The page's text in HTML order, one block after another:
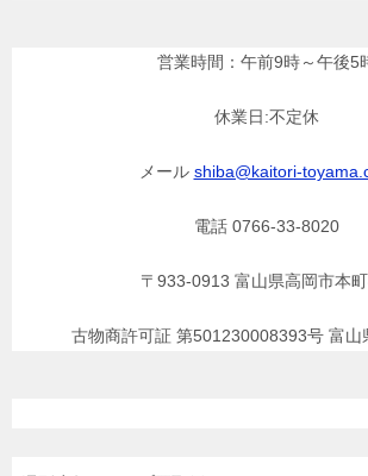
営業時間：午前9時～午後5
休業日:不定休
メール shiba@kaitori-
電話 0766-33-8020
〒933-0913 富山県高岡市本
古物商許可証 第501230008393号 富山